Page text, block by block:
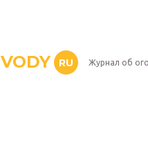
RU Журнал об